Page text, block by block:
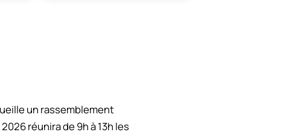
un rassemblement
réunira de 9h à 13h les